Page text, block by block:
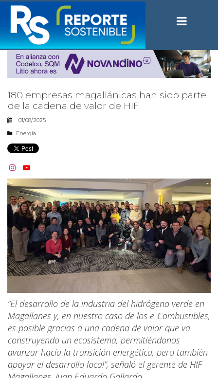
180 empresas magallánicas han sido parte
de la cadena de valor de HIF
01/08/2025
Energía
 
“El desarrollo de la industria del hidrógeno verde en
Magallanes y, en nuestro caso de los e-Combustibles,
es posible gracias a una cadena de valor que va
construyendo un ecosistema, permitiéndonos
avanzar hacia la transición energética, pero también
apoyar el desarrollo local”, señaló el gerente de HIF